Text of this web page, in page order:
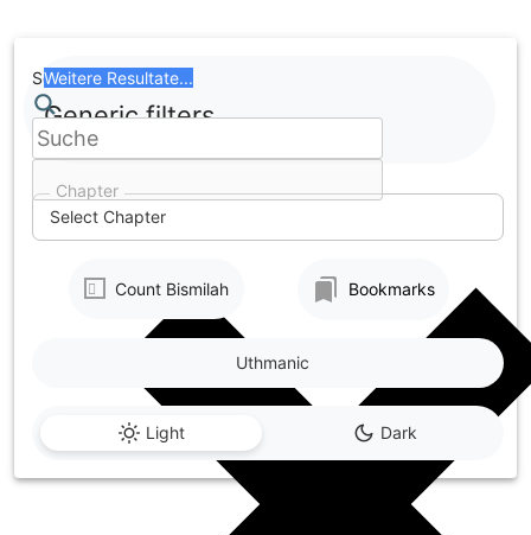
to
content
Chapter
Select Chapter
Search
Weitere Resultate...
Generic filters
Count Bismilah Bookmarks
Light Dark
Uthmanic